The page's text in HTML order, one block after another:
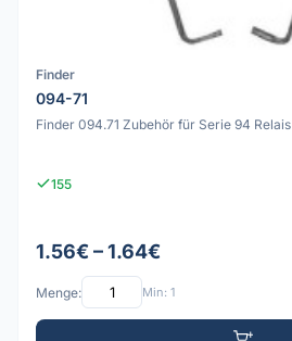
Finder
094-71
Finder 094.71 Zubehör für Serie 94 Relais
155
1.56€ – 1.64€
Menge: Min: 1